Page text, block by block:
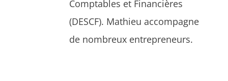
Comptables et Financières
(DESCF). Mathieu accompagne
de nombreux entrepreneurs.